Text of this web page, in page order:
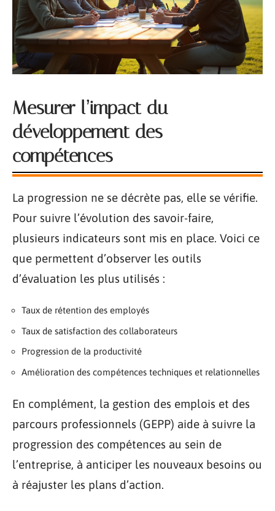
Mesurer l’impact du
développement des
compétences
La progression ne se décrète pas, elle se vérifie.
Pour suivre l’évolution des savoir-faire,
plusieurs indicateurs sont mis en place. Voici ce
que permettent d’observer les outils
d’évaluation les plus utilisés :
Taux de rétention des employés
Taux de satisfaction des collaborateurs
Progression de la productivité
Amélioration des compétences techniques et relationnelles
En complément, la gestion des emplois et des
parcours professionnels (GEPP) aide à suivre la
progression des compétences au sein de
l’entreprise, à anticiper les nouveaux besoins ou
à réajuster les plans d’action.